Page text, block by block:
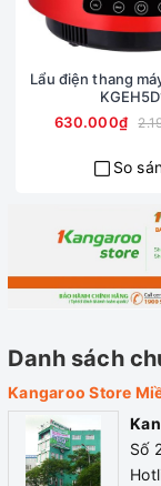
Bếp từ KG20IC2
tiện dụng, không
này hỗ trợ người
Tích hợp tính
Người dùng sẽ
Kangaroo
quá nhiệt. Chân
đến sự an toàn
Lẩu điện thang
630.000₫
So
Danh sách
Kangaroo Store
Số